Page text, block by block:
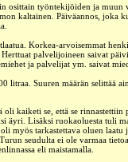
osittain työntekijöiden ja muun
kaltainen. Päiväannos, joka
Korkea-arvoisemmat
palvelijoineen saivat
ja palvelijat ym. saivat
litraa. Suuren määrän selittää
kaiketi se, että se rinnastettiin
äyri. Lisäksi ruokaoluesta tuli
myös tarkastettava oluen laatu
seudulta ei ole varmaa
eli maistamalla.